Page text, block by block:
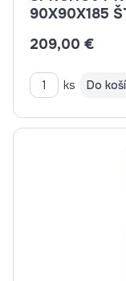
90X90X185
209,00 €
ks Do